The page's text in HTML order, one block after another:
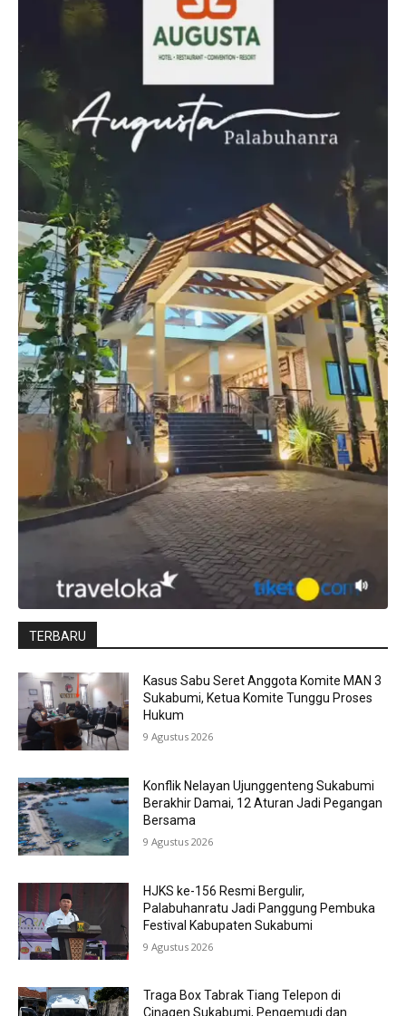
TERBARU
Kasus Sabu Seret Anggota Komite MAN 3
Sukabumi, Ketua Komite Tunggu Proses
Hukum
9 Agustus 2026
Konflik Nelayan Ujunggenteng Sukabumi
Berakhir Damai, 12 Aturan Jadi Pegangan
Bersama
9 Agustus 2026
HJKS ke-156 Resmi Bergulir,
Palabuhanratu Jadi Panggung Pembuka
Festival Kabupaten Sukabumi
9 Agustus 2026
Traga Box Tabrak Tiang Telepon di
Cinagen Sukabumi, Pengemudi dan